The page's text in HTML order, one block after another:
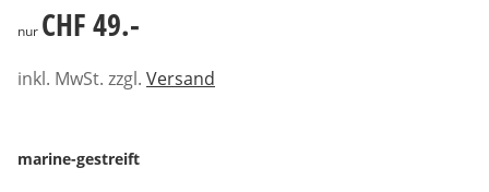
CHF 49.-
nur CHF 49.-
inkl. MwSt. zzgl. Versand
marine-gestreift